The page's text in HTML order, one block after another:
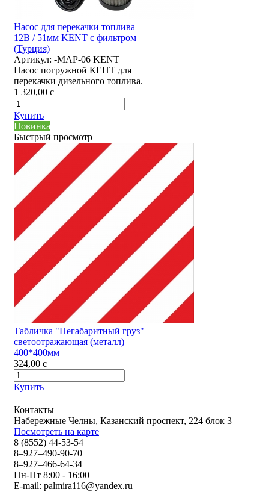
Насос для перекачки топлива
12В / 51мм KENT с фильтром
(Турция)
Артикул: -MAP-06 KENT
Насос погружной КЕНТ для
перекачки дизельного топлива.
1 320,00 c
Купить
Новинка
Быстрый просмотр
Табличка "Негабаритный груз"
светоотражающая (металл)
400*400мм
324,00 c
Купить
Контакты
Набережные Челны, Казанский проспект, 224 блок 3
Посмотреть на карте
8 (8552) 44-53-54
8–927–490-90-70
8–927–466-64-34
Пн-Пт 8:00 - 16:00
E-mail: palmira116@yandex.ru